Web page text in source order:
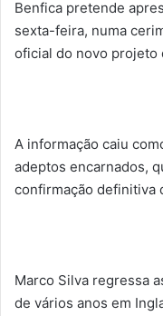
Benfica pretende
sexta-feira, numa
oficial do novo projeto
A informação caiu
adeptos encarnados,
confirmação definitiva
Marco Silva regressa
de vários anos em